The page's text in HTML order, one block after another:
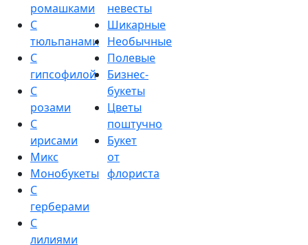
ромашками
С
тюльпанами
С
гипсофилой
С
розами
С
ирисами
Микс
Монобукеты
С
герберами
С
лилиями
невесты
Шикарные
Необычные
Полевые
Бизнес-
букеты
Цветы
поштучно
Букет
от
флориста